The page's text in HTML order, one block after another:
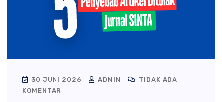
30 JUNI 2026 ADMIN
TIDAK ADA
KOMENTAR